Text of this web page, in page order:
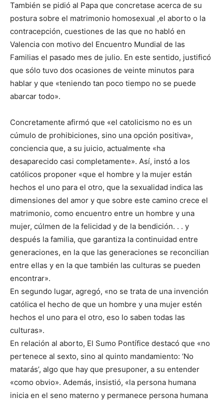
También se pidió al Papa que concretase acerca de su
postura sobre el matrimonio homosexual ,el aborto o la
contracepción, cuestiones de las que no habló en
Valencia con motivo del Encuentro Mundial de las
Familias el pasado mes de julio. En este sentido, justificó
que sólo tuvo dos ocasiones de veinte minutos para
hablar y que «teniendo tan poco tiempo no se puede
abarcar todo».
Concretamente afirmó que «el catolicismo no es un
cúmulo de prohibiciones, sino una opción positiva»,
conciencia que, a su juicio, actualmente «ha
desaparecido casi completamente». Así, instó a los
católicos proponer «que el hombre y la mujer están
hechos el uno para el otro, que la sexualidad indica las
dimensiones del amor y que sobre este camino crece el
matrimonio, como encuentro entre un hombre y una
mujer, cúlmen de la felicidad y de la bendición. . . y
después la familia, que garantiza la continuidad entre
generaciones, en la que las generaciones se reconcilian
entre ellas y en la que también las culturas se pueden
encontrar».
En segundo lugar, agregó, «no se trata de una invención
católica el hecho de que un hombre y una mujer estén
hechos el uno para el otro, eso lo saben todas las
culturas».
En relación al aborto, El Sumo Pontífice destacó que «no
pertenece al sexto, sino al quinto mandamiento: ‘No
matarás’, algo que hay que presuponer, a su entender
«como obvio». Además, insistió, «la persona humana
inicia en el seno materno y permanece persona humana